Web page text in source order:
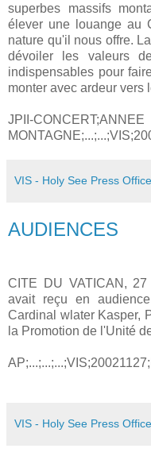
superbes massifs
élever une louange au
nature qu'il nous offre.
dévoiler les valeurs
indispensables pour
monter avec ardeur vers
JPII-CONCERT;ANNEE
VIS - Holy See Press Office
AUDIENCES
CITE DU VATICAN,
avait reçu en
Cardinal wlater Kasper,
la Promotion de l'Unité
VIS - Holy See Press Office